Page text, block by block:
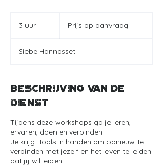
3 uur
r
aanvraag
Prijs op aanvraag
Siebe Hannosset
Beschrijving van de
dienst
Tijdens deze workshops ga je leren,
ervaren, doen en verbinden.
Je krijgt tools in handen om opnieuw te
verbinden met jezelf en het leven te leiden
dat jij wil leiden.